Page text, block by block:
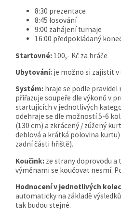
8:30 prezentace
8:45 losování
9:00 zahájení turnaje
16:00 předpokládaný
Startovné: 100,- Kč za hráče
Ubytování: je možno si zajistit v
Systém: hraje se podle
přiřazuje soupeře dle výkonů v
startujících v jednotlivých
odehraje se dle možností 5-6
(130 cm) a zkrácený / zúžený
deblová a krátká polovina
zadní části hřiště).
Koučink: ze strany doprovodu a
výměnami se koučovat nesmí.
Hodnocení v jednotlivých
automaticky na základě
tak budou stejné.